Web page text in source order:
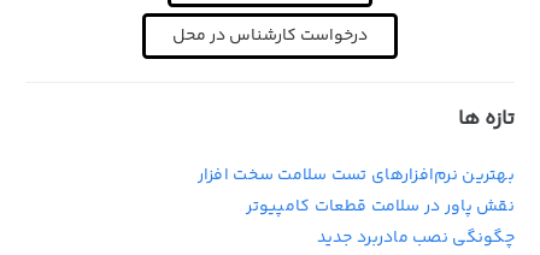
درخواست کارشناس در محل
تازه ها
بهترین نرم‌افزارهای تست سلامت سخت افزار
نقش پاور در سلامت قطعات کامپیوتر
چگونگی نصب مادربرد جدید